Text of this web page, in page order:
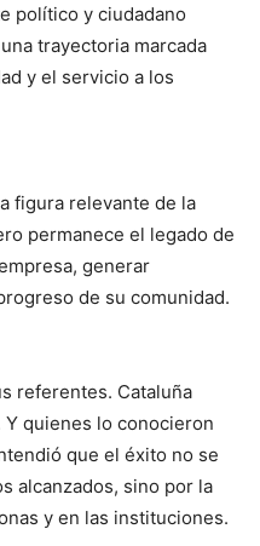
político y ciudadano
trayectoria marcada
y el servicio a los
figura relevante de la
permanece el legado de
generar
de su comunidad.
referentes. Cataluña
quienes lo conocieron
que el éxito no se
alcanzados, sino por la
y en las instituciones.